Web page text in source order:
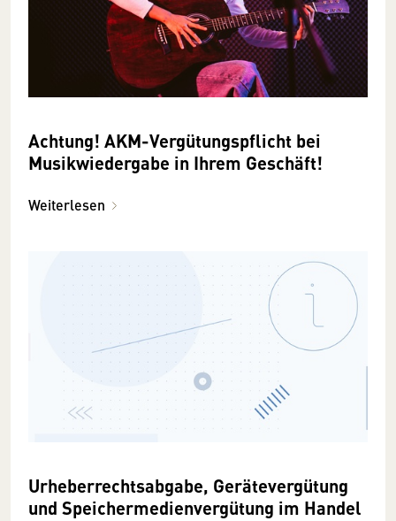
Achtung! AKM-Vergütungspflicht bei
Musikwiedergabe in Ihrem Geschäft!
Weiterlesen
Urheberrechtsabgabe, Gerätevergütung
und Speichermedienvergütung im Handel